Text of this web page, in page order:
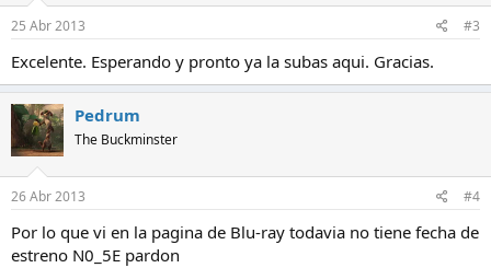
25 Abr 2013 #3
Excelente. Esperando y pronto ya la subas aqui. Gracias.
Pedrum
The Buckminster
26 Abr 2013 #4
Por lo que vi en la pagina de Blu-ray todavia no tiene fecha de
estreno N0_5E pardon